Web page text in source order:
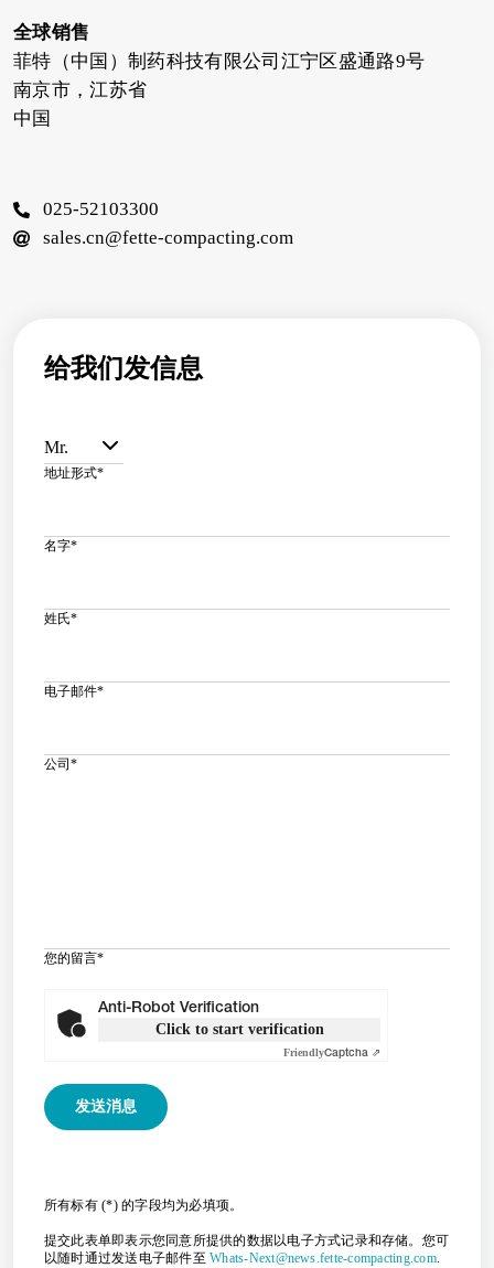
全球销售
菲特（中国）制药科技有限公司江宁区盛通路9号
南京市，江苏省
中国
025-52103300
sales.cn@fette-compacting.com
给我们发信息
Mr.
地址形式*
名字*
姓氏*
电子邮件*
公司*
您的留言*
Anti-Robot Verification
Click to start verification
FriendlyCaptcha ⇗
所有标有 (*) 的字段均为必填项。
提交此表单即表示您同意所提供的数据以电子方式记录和存储。您可
以随时通过发送电子邮件至Whats-Next@news.fette-compacting.com.